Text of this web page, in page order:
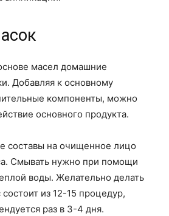
масел домашние
Добавляя к основному
компоненты, можно
основного продукта.
составы на очищенное лицо
Смывать нужно при помощи
воды. Желательно делать
из 12-15 процедур,
раз в 3-4 дня.